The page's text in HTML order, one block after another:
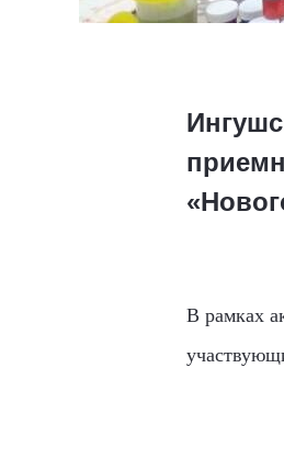
В рамках